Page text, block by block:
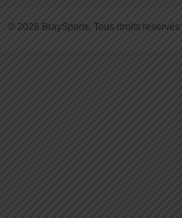
© 2026 BraySports. Tous droits reservés.